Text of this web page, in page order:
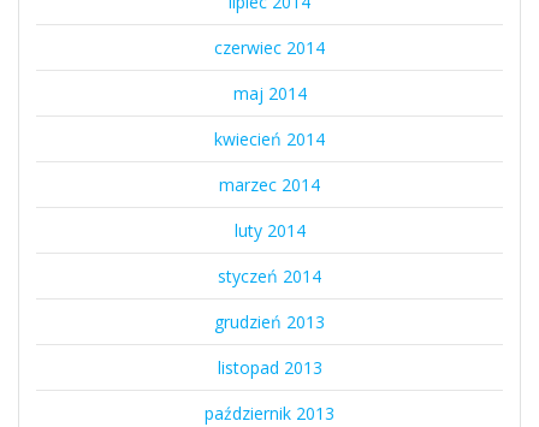
czerwiec 2014
maj 2014
kwiecień 2014
marzec 2014
luty 2014
styczeń 2014
grudzień 2013
listopad 2013
październik 2013